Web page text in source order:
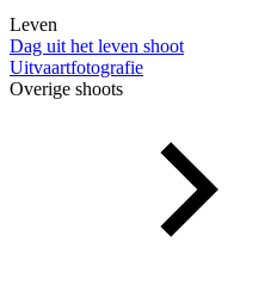
Leven
Dag uit het leven shoot
Uitvaartfotografie
Overige shoots